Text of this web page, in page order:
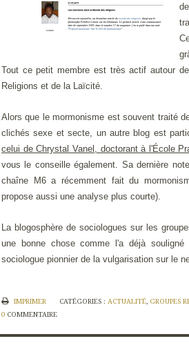
Tout ce petit membre est très actif autour
Religions et de la Laïcité.
Alors que le mormonisme est souvent traité
clichés sexe et secte, un autre blog est
celui de Chrystal Vanel, doctorant à l'École
vous le conseille également. Sa dernière
chaîne M6 a récemment fait du
propose aussi une analyse plus courte).
La blogosphère de sociologues sur les
une bonne chose comme l'a déjà souligné
sociologue pionnier de la vulgarisation sur le
IMPRIMER CATÉGORIES : ACTUALITÉ, GROUPES
0 COMMENTAIRE